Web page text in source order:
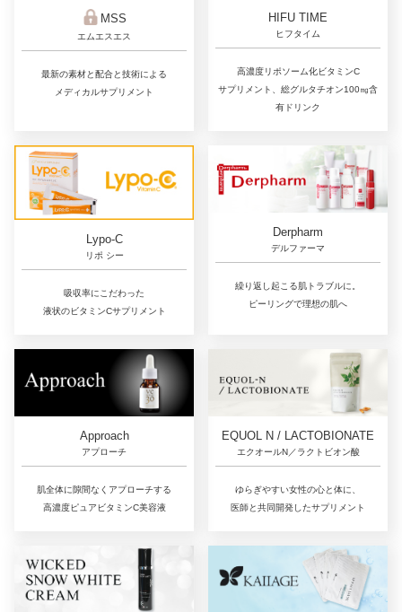
MSS
エムエスエス
最新の素材と配合と技術による
メディカルサプリメント
HIFU TIME
ヒフタイム
高濃度リポソーム化ビタミンC
サプリメント、総グルタチオン100㎎含
有ドリンク
Lypo-C
リポ シー
吸収率にこだわった
液状のビタミンCサプリメント
Derpharm
デルファーマ
繰り返し起こる肌トラブルに。
ピーリングで理想の肌へ
Approach
アプローチ
肌全体に隙間なくアプローチする
高濃度ピュアビタミンC美容液
EQUOL N / LACTOBIONATE
エクオールN／ラクトビオン酸
ゆらぎやすい女性の心と体に、
医師と共同開発したサプリメント